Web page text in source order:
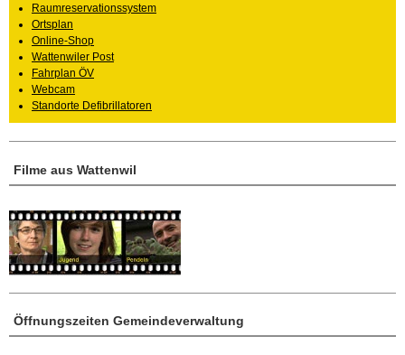
Öffnungszeiten Gemeindeverwaltung
Filme aus Wattenwil
Raumreservationssystem
Ortsplan
Online-Shop
Wattenwiler Post
Fahrplan ÖV
Webcam
Standorte Defibrillatoren